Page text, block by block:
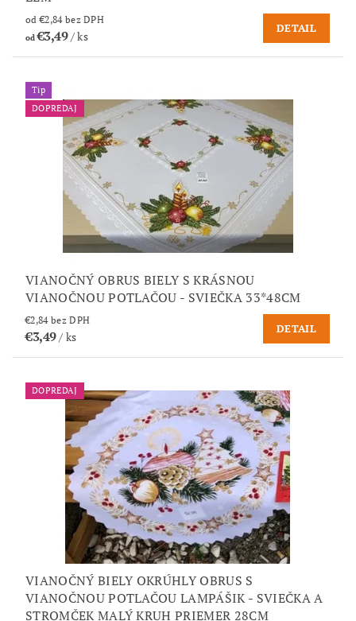
od €2,84 bez DPH
od€3,49/ ks
DETAIL
Tip
DOPREDAJ
VIANOČNÝ OBRUS BIELY S KRÁSNOU
VIANOČNOU POTLAČOU - SVIEČKA 33*48CM
€2,84 bez DPH
€3,49/ ks
DETAIL
DOPREDAJ
VIANOČNÝ BIELY OKRÚHLY OBRUS S
VIANOČNOU POTLAČOU LAMPÁŠIK - SVIEČKA A
STROMČEK MALÝ KRUH PRIEMER 28CM